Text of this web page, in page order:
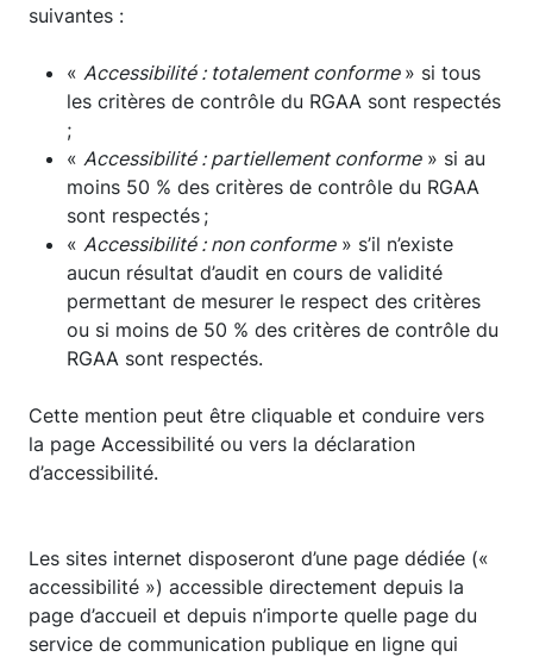
suivantes :
« Accessibilité : totalement conforme » si tous
les critères de contrôle du RGAA sont respectés
;
« Accessibilité : partiellement conforme» si au
moins 50 % des critères de contrôle du RGAA
sont respectés ;
« Accessibilité : non conforme» s’il n’existe
aucun résultat d’audit en cours de validité
permettant de mesurer le respect des critères
ou si moins de 50 % des critères de contrôle du
RGAA sont respectés.
Cette mention peut être cliquable et conduire vers
la page Accessibilité ou vers la déclaration
d’accessibilité.
Les sites internet disposeront d’une page dédiée («
accessibilité ») accessible directement depuis la
page d’accueil et depuis n’importe quelle page du
service de communication publique en ligne qui